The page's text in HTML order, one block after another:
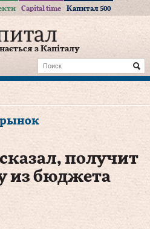
Capital time Капитал 500
з Капіталу
получит
из бюджета